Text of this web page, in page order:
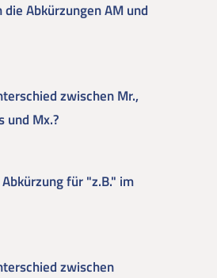
Abkürzungen AM und
zwischen Mr.,
und Mx.?
für "z.B." im
zwischen